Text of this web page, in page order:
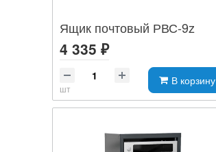
Ящик почтовый РВС-9z
4 335 ₽
шт
В корзину